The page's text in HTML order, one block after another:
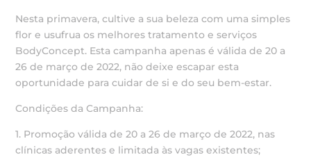
Nesta primavera, cultive a sua beleza com uma simples
flor e usufrua os melhores tratamento e serviços
BodyConcept. Esta campanha apenas é válida de 20 a
26 de março de 2022, não deixe escapar esta
oportunidade para cuidar de si e do seu bem-estar.
Condições da Campanha:
1. Promoção válida de 20 a 26 de março de 2022, nas
clínicas aderentes e limitada às vagas existentes;